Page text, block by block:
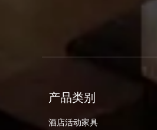
产品类别
酒店活动家具